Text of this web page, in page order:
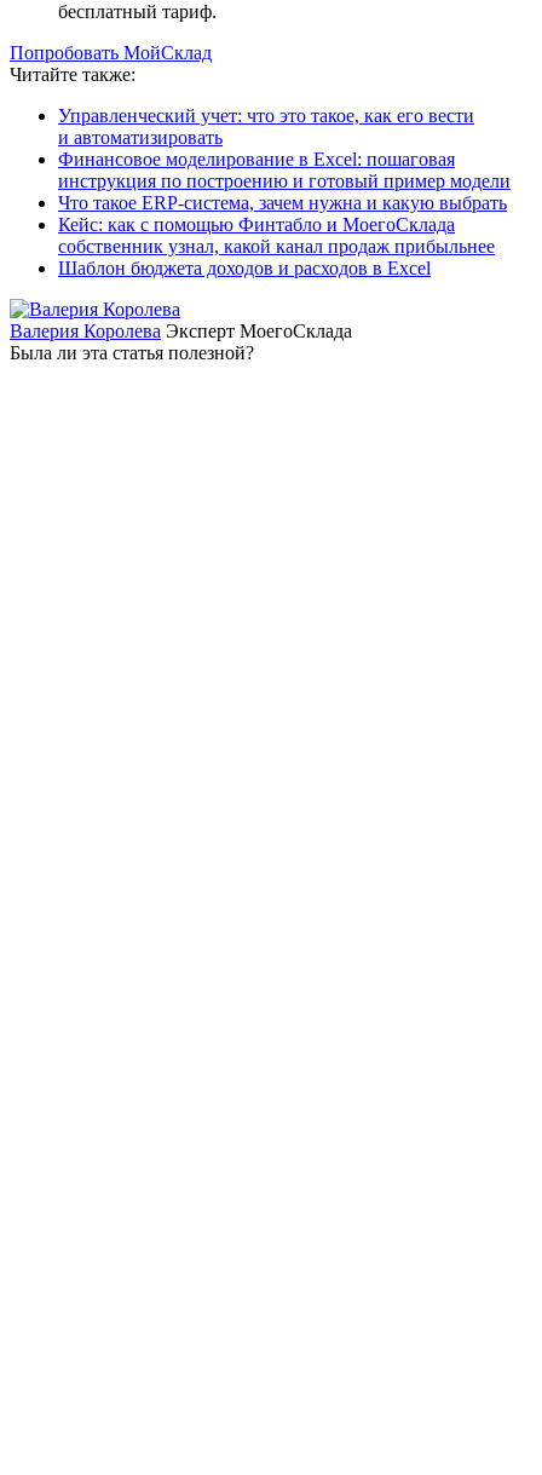
бесплатный тариф.
Попробовать МойСклад
Читайте также:
Управленческий учет: что это такое, как его вести
и автоматизировать
Финансовое моделирование в Excel: пошаговая
инструкция по построению и готовый пример модели
Что такое ERP-система, зачем нужна и какую выбрать
Кейс: как с помощью Финтабло и МоегоСклада
собственник узнал, какой канал продаж прибыльнее
Шаблон бюджета доходов и расходов в Excel
Валерия Королева Эксперт МоегоСклада
Была ли эта статья полезной?